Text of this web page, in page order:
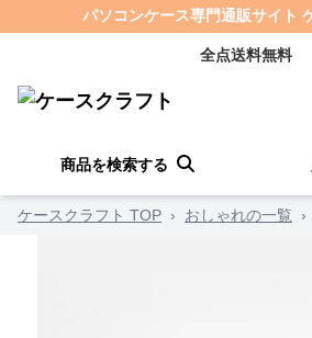
パソコンケース専門通販サイト
全点送料無料
商品を検索する
ケースクラフト TOP › おしゃれの一覧 ›